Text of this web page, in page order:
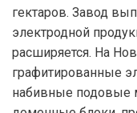
гектаров. Завод
электродной
расширяется. На
графитированные
набивные подовые